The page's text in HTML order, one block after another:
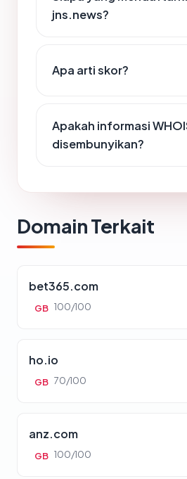
jns.news?
Apa arti skor?
Apakah informasi
disembunyikan?
Domain Terkait
bet365.com
GB 100/100
ho.io
GB 70/100
anz.com
GB 100/100